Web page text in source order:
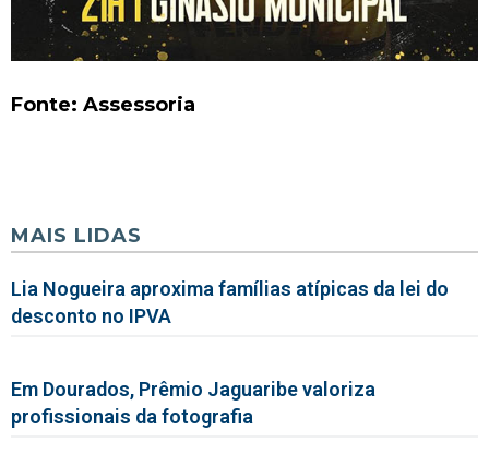
Fonte: Assessoria
MAIS LIDAS
Lia Nogueira aproxima famílias atípicas da lei do
desconto no IPVA
Em Dourados, Prêmio Jaguaribe valoriza
profissionais da fotografia